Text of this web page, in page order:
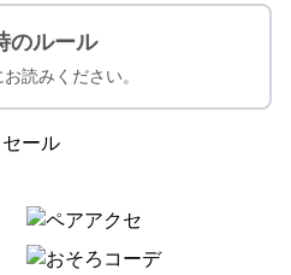
のルール
読みください。